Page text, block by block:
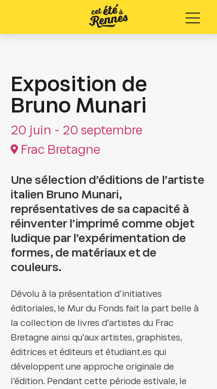
Menu
Exposition de
Bruno Munari
20 juin - 20 septembre
Frac Bretagne
Une sélection d’éditions de l’artiste
italien Bruno Munari,
représentatives de sa capacité à
réinventer l’imprimé comme objet
ludique par l’expérimentation de
formes, de matériaux et de
couleurs.
Dévolu à la présentation d’initiatives
éditoriales, le Mur du Fonds fait la part belle à
la collection de livres d’artistes du Frac
Bretagne ainsi qu’aux artistes, graphistes,
éditrices et éditeurs et étudiant.es qui
développent une approche originale de
l’édition. Pendant cette période estivale, le